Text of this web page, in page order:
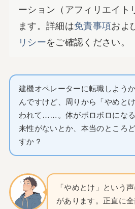
ーション（アフィリエイト
ます。詳細は免責事項およ
リシーをご確認ください。
建機オペレーターに転職しよう
んですけど、周りから「やめと
われて……。体がボロボロにな
来性がないとか、本当のところ
すか？
「やめとけ」という
があります。正直に